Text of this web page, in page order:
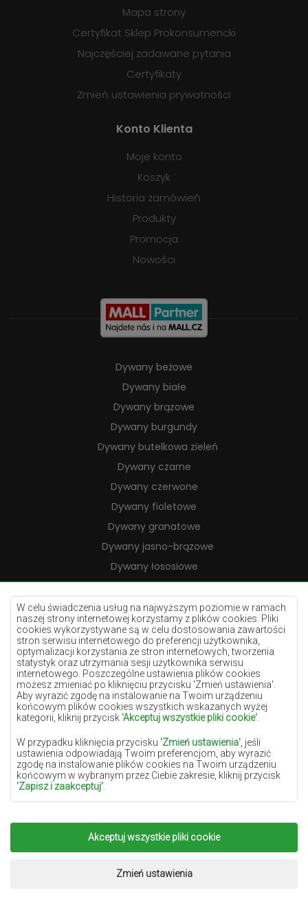
W celu świadczenia usług na najwyższym poziomie w ramach
naszej strony internetowej korzystamy z plików cookies. Pliki
cookies wykorzystywane są w celu dostosowania zawartości
stron serwisu internetowego do preferencji użytkownika,
optymalizacji korzystania ze stron internetowych, tworzenia
statystyk oraz utrzymania sesji użytkownika serwisu
internetowego. Poszczególne ustawienia plików cookies
możesz zmieniać po kliknięciu przycisku 'Zmień ustawienia'.
Aby wyrazić zgodę na instalowanie na Twoim urządzeniu
końcowym plików cookies wszystkich wskazanych wyżej
kategorii, kliknij przycisk 'Akceptuj wszystkie pliki cookie'
W przypadku kliknięcia przycisku 'Zmień ustawienia' , jeśli
ustawienia odpowiadają Twoim preferencjom, aby wyrazić
zgodę na instalowanie plików cookies na Twoim urządzeniu
końcowym w wybranym przez Ciebie zakresie, kliknij przycisk
'Zapisz i zaakceptuj'
osobowe, podstawą ich przetwarzania jest uzasadniony interes
administratora danych osobowych (DYWANYCHEMEX) lub
podmiotów trzecich w postaci zapewnienia wysokiej jakości
usług świadczonych w ramach naszej strony internetowej oraz
oraz jego Zaufanych Partnerów.
Akceptuj wszystkie pliki cookie
Zmień ustawienia
Mapa strony
Certyfikat Sklep Prokonsumencki
Najczęściej zadawane pytania
Certyfikaty
Zmień ustawienia prywatności
Konto Klienta
Moje konto
Koszyk
Historia zamówień
Produkty
Promocja
Nowości
Dywany beżowe
Dywany białe
Dywany brązowe
Dywany burgundy
Dywany butelkowa zieleń
Dywany czarne
Dywany czerwone
Dywany fioletowe
Dywany granatowe
Dywany jasno-brązowe
Dywany łososiowe
Dywany kremowe
Dywany lilac
Dywany żółte
Dywany miętowe
Dywany niebieskie
Dywany pomarańczowe
Dywany różowe
Dywany szare
Dywany terakota
Dywany zielone
Copyright 2022Dywany Chemex.Wszelkie prawa
Realizacja:www.dimax.pl